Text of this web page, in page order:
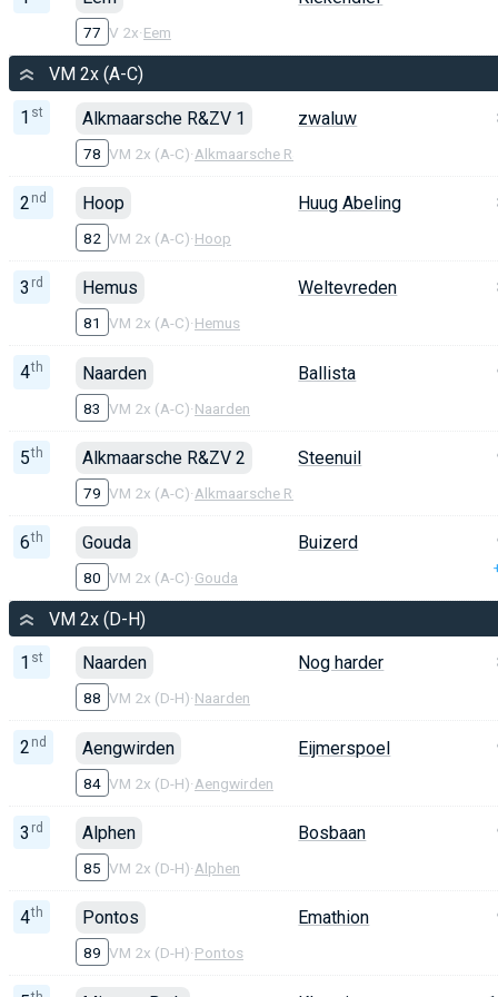
77 V 2x·Eem
VM 2x (A-C)
1 st Alkmaarsche R&ZV 1
78 VM 2x (A-C)·Alkmaarsche R&ZV
zwaluw
2 nd Hoop
82 VM 2x (A-C)·Hoop
Huug Abeling
3 rd Hemus
81 VM 2x (A-C)·Hemus
Weltevreden
4th Naarden
83 VM 2x (A-C)·Naarden
Ballista
5th Alkmaarsche R&ZV 2
79 VM 2x (A-C)·Alkmaarsche R&ZV
Steenuil
6th Gouda
80 VM 2x (A-C)·Gouda
Buizerd
VM 2x (D-H)
1 st Naarden
88 VM 2x (D-H)·Naarden
Nog harder
2 nd Aengwirden
84 VM 2x (D-H)·Aengwirden
Eijmerspoel
3 rd Alphen
85 VM 2x (D-H)·Alphen
Bosbaan
4th Pontos
89 VM 2x (D-H)·Pontos
Emathion